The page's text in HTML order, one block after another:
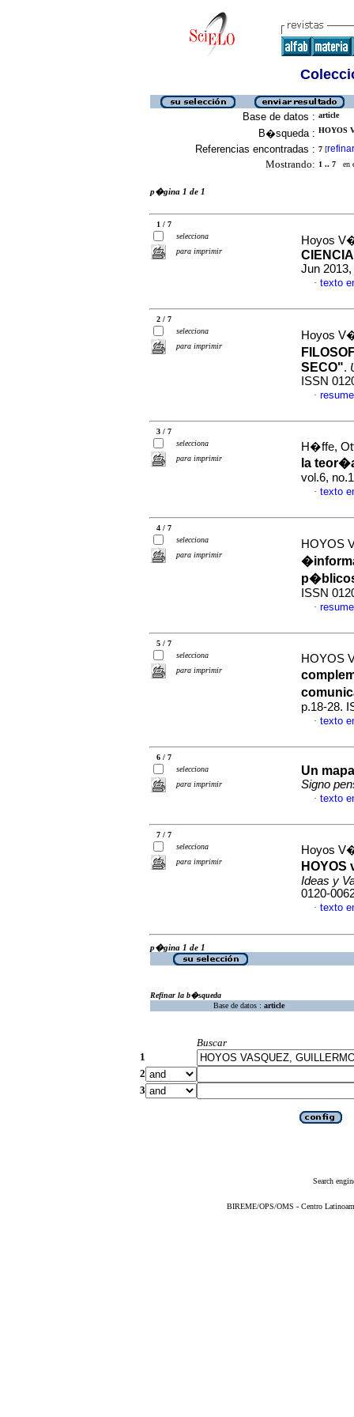
Base de datos : article
B�squeda : HOYOS
Referencias encontradas : 7 [refinar
Mostrando: 1 .. 7 en
p�gina 1 de 1
1 / 7
selecciona
para imprimir
Hoyos
Jun
· texto
2 / 7
selecciona
para imprimir
Hoyos
SECO".
ISSN
·
3 / 7
selecciona
para imprimir
H�ffe,
la
vol.6,
· texto
4 / 7
selecciona
para imprimir
HOYOS
ISSN
·
5 / 7
selecciona
para imprimir
HOYOS
p.18-28.
· texto
6 / 7
selecciona
para imprimir
Un
Signo
· texto
7 / 7
selecciona
para imprimir
Hoyos
Ideas y
0120-
· texto
p�gina 1 de 1
Refinar la b�squeda
Base de datos : article
Buscar
1
2
3
Search
BIREME/OPS/OMS - Centro